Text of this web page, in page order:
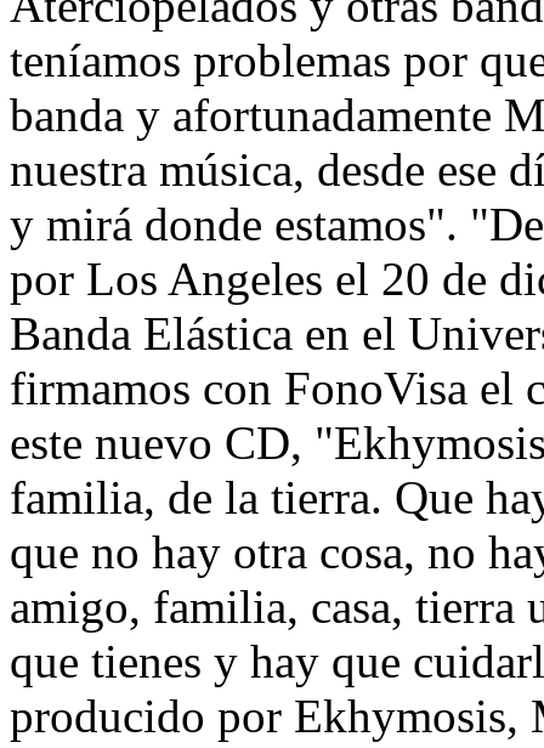
teníamos problemas por
banda y afortunadamente
nuestra música, desde ese
y mirá donde estamos".
por Los Angeles el 20 de
Banda Elástica en el
firmamos con FonoVisa el
este nuevo CD,
familia, de la tierra. Que
que no hay otra cosa, no
amigo, familia, casa, tierra
que tienes y hay que
producido por